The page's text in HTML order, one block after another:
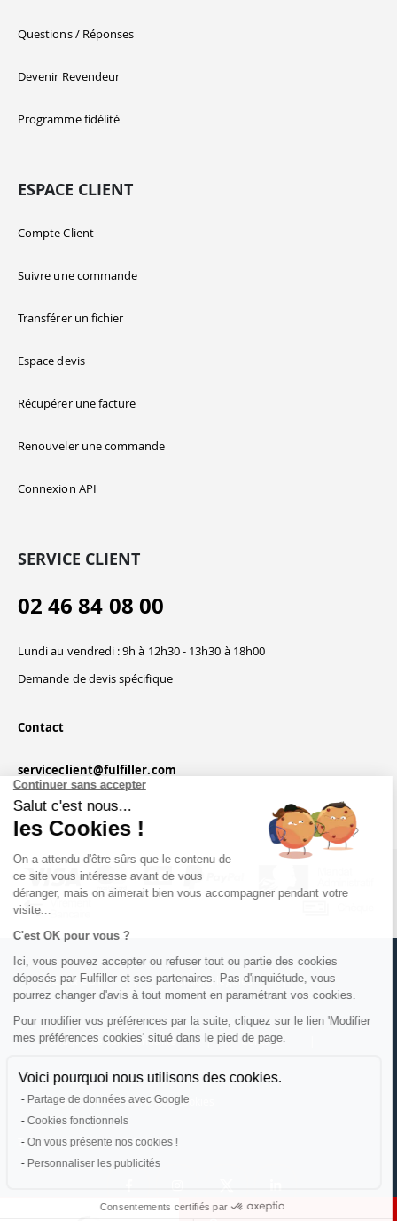
Continuer sans accepter
Salut c'est nous...
les Cookies !
On a attendu d'être sûrs que le contenu de
ce site vous intéresse avant de vous
déranger, mais on aimerait bien vous accompagner pendant votre
visite...
C'est OK pour vous ?
Ici, vous pouvez accepter ou refuser tout ou partie des cookies
déposés par Fulfiller et ses partenaires. Pas d'inquiétude, vous
pourrez changer d'avis à tout moment en paramétrant vos cookies.
Pour modifier vos préférences par la suite, cliquez sur le lien 'Modifier
mes préférences cookies' situé dans le pied de page.
Voici pourquoi nous utilisons des cookies.
Partage de données avec Google
Cookies fonctionnels
On vous présente nos cookies !
Personnaliser les publicités
Consentements certifiés par
Questions / Réponses
Devenir Revendeur
Programme fidélité
ESPACE CLIENT
Compte Client
Suivre une commande
Transférer un fichier
Espace devis
Récupérer une facture
Renouveler une commande
Connexion API
SERVICE CLIENT
02 46 84 08 00
Lundi au vendredi : 9h à 12h30 - 13h30 à 18h00
Demande de devis spécifique
Contact
serviceclient@fulfiller.com
CGU & CGV | Mentions légales |
Politique de confidentialité | Contact
Modifier mes préférences cookies
Tous droits réservés © Fulfiller
Vos données sont sécurisées et confidentielles.